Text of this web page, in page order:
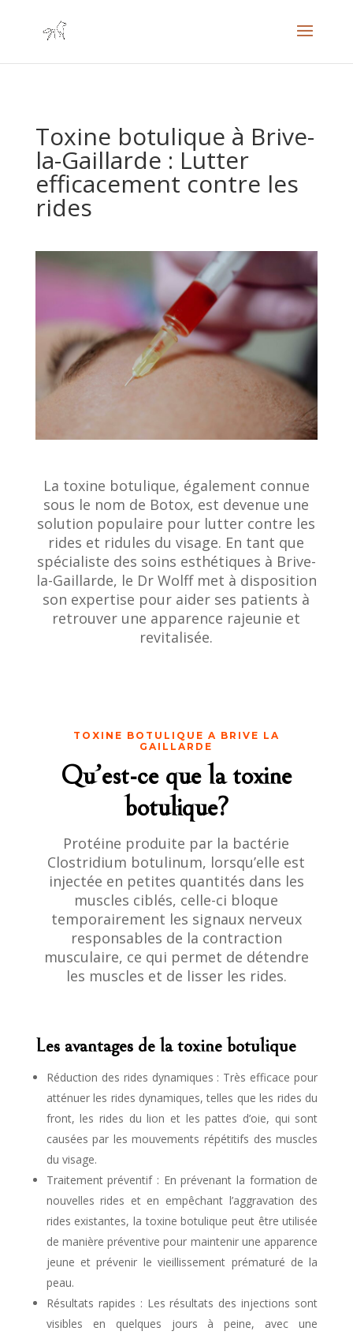
Toxine botulique à Brive-
la-Gaillarde : Lutter
efficacement contre les
rides
La toxine botulique, également connue
sous le nom de Botox, est devenue une
solution populaire pour lutter contre les
rides et ridules du visage. En tant que
spécialiste des soins esthétiques à Brive-
la-Gaillarde, le Dr Wolff met à disposition
son expertise pour aider ses patients à
retrouver une apparence rajeunie et
revitalisée.
TOXINE BOTULIQUE A BRIVE LA
GAILLARDE
Qu’est-ce que la toxine
botulique?
Protéine produite par la bactérie
Clostridium botulinum, lorsqu’elle est
injectée en petites quantités dans les
muscles ciblés, celle-ci bloque
temporairement les signaux nerveux
responsables de la contraction
musculaire, ce qui permet de détendre
les muscles et de lisser les rides.
Les avantages de la toxine botulique
Réduction des rides dynamiques : Très efficace pour
atténuer les rides dynamiques, telles que les rides du
front, les rides du lion et les pattes d’oie, qui sont
causées par les mouvements répétitifs des muscles
du visage.
Traitement préventif : En prévenant la formation de
nouvelles rides et en empêchant l’aggravation des
rides existantes, la toxine botulique peut être utilisée
de manière préventive pour maintenir une apparence
jeune et prévenir le vieillissement prématuré de la
peau.
Résultats rapides : Les résultats des injections sont
visibles en quelques jours à peine, avec une